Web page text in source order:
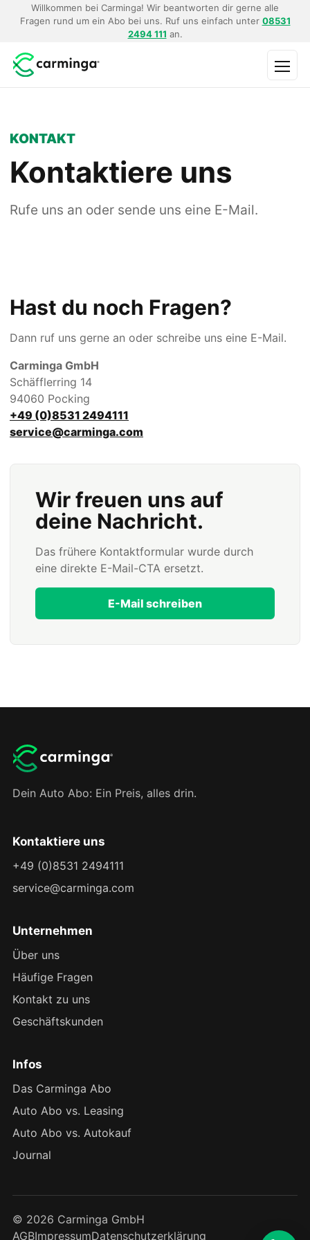
Willkommen bei Carminga! Wir beantworten dir gerne alle
Fragen rund um ein Abo bei uns. Ruf uns einfach unter 08531
2494 111 an.
KONTAKT
Kontaktiere uns
Rufe uns an oder sende uns eine E-Mail.
Hast du noch Fragen?
Dann ruf uns gerne an oder schreibe uns eine E-Mail.
Carminga GmbH
Schäfflerring 14
94060 Pocking
+49 (0)8531 2494111
service@carminga.com
Wir freuen uns auf
deine Nachricht.
Das frühere Kontaktformular wurde durch
eine direkte E-Mail-CTA ersetzt.
E-Mail schreiben
Dein Auto Abo: Ein Preis, alles drin.
Kontaktiere uns
+49 (0)8531 2494111
service@carminga.com
Unternehmen
Über uns
Häufige Fragen
Kontakt zu uns
Geschäftskunden
Infos
Das Carminga Abo
Auto Abo vs. Leasing
Auto Abo vs. Autokauf
Journal
© 2026 Carminga GmbH
AGBImpressumDatenschutzerklärung